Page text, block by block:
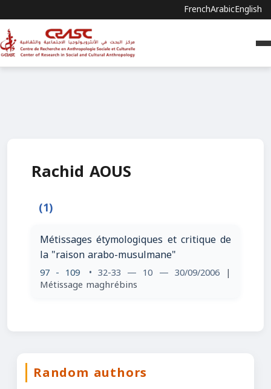
FrenchArabicEnglish
Rachid AOUS
(1)
Métissages étymologiques et critique de
la "raison arabo-musulmane"
97 - 109 • 32-33 — 10 — 30/09/2006 |
Métissage maghrébins
Random authors